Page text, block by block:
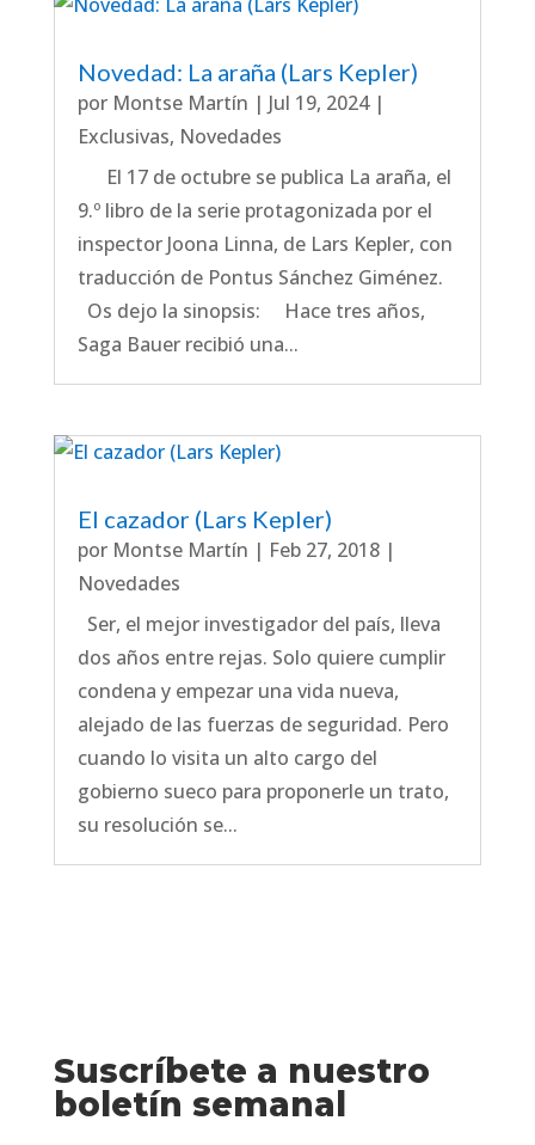
Novedad: La araña (Lars Kepler)
por Montse Martín | Jul 19, 2024|
Exclusivas, Novedades
El 17 de octubre se publica La araña, el
9.º libro de la serie protagonizada por el
inspector Joona Linna, de Lars Kepler, con
traducción de Pontus Sánchez Giménez.
Os dejo la sinopsis: Hace tres años,
Saga Bauer recibió una...
El cazador (Lars Kepler)
por Montse Martín | Feb 27, 2018|
Novedades
Ser, el mejor investigador del país, lleva
dos años entre rejas. Solo quiere cumplir
condena y empezar una vida nueva,
alejado de las fuerzas de seguridad. Pero
cuando lo visita un alto cargo del
gobierno sueco para proponerle un trato,
su resolución se...
Suscríbete a nuestro
boletín semanal